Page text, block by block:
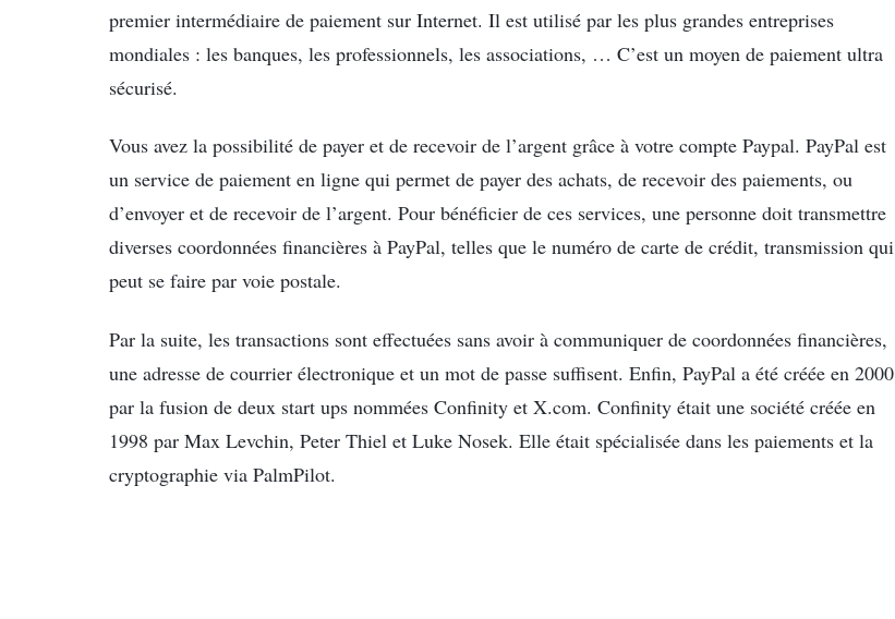
premier intermédiaire de paiement sur Internet. Il est utilisé par les plus grandes entreprises
mondiales : les banques, les professionnels, les associations, … C’est un moyen de paiement ultra
sécurisé.
Vous avez la possibilité de payer et de recevoir de l’argent grâce à votre compte Paypal. PayPal est
un service de paiement en ligne qui permet de payer des achats, de recevoir des paiements, ou
d’envoyer et de recevoir de l’argent. Pour bénéficier de ces services, une personne doit transmettre
diverses coordonnées financières à PayPal, telles que le numéro de carte de crédit, transmission qui
peut se faire par voie postale.
Par la suite, les transactions sont effectuées sans avoir à communiquer de coordonnées financières,
une adresse de courrier électronique et un mot de passe suffisent. Enfin, PayPal a été créée en 2000
par la fusion de deux start ups nommées Confinity et X.com. Confinity était une société créée en
1998 par Max Levchin, Peter Thiel et Luke Nosek. Elle était spécialisée dans les paiements et la
cryptographie via PalmPilot.